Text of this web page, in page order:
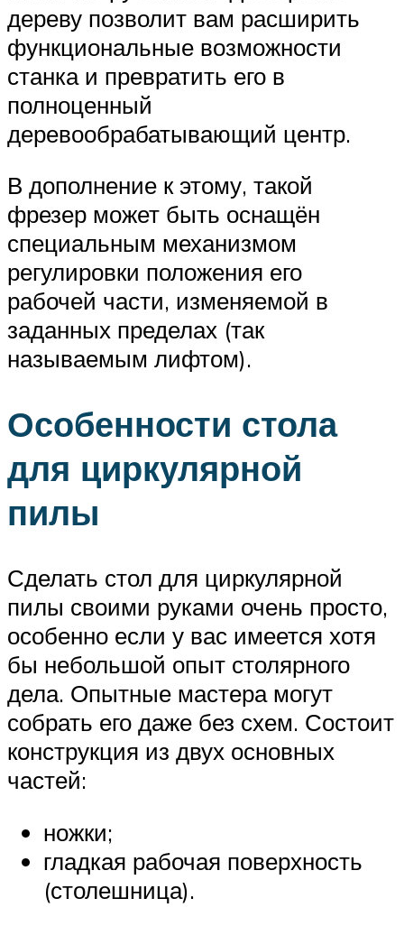
дереву позволит вам расширить
функциональные возможности
станка и превратить его в
полноценный
деревообрабатывающий центр.
В дополнение к этому, такой
фрезер может быть оснащён
специальным механизмом
регулировки положения его
рабочей части, изменяемой в
заданных пределах (так
называемым лифтом).
Особенности стола
для циркулярной
пилы
Сделать стол для циркулярной
пилы своими руками очень просто,
особенно если у вас имеется хотя
бы небольшой опыт столярного
дела. Опытные мастера могут
собрать его даже без схем. Состоит
конструкция из двух основных
частей:
ножки;
гладкая рабочая поверхность
(столешница).